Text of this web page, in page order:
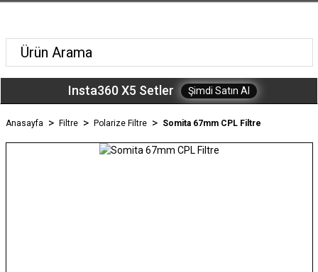
Insta360 X5 Setler Şimdi Satın Al
Anasayfa Filtre Polarize Filtre Somita 67mm CPL Filtre